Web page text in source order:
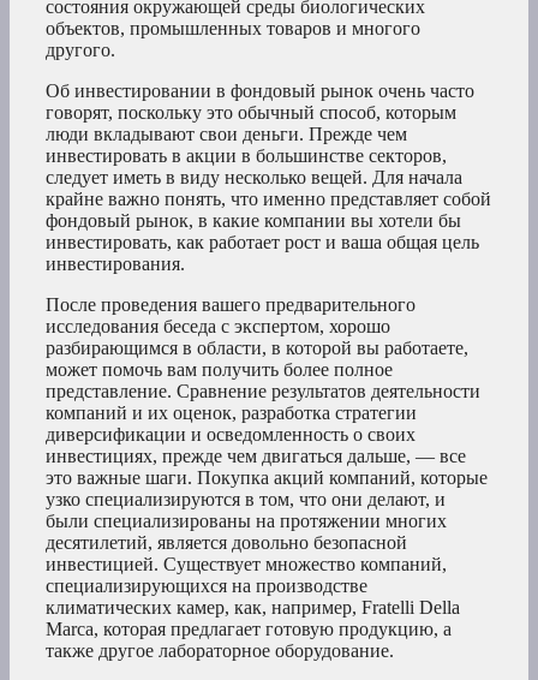
состояния окружающей среды биологических
объектов, промышленных товаров и многого
другого.
Об инвестировании в фондовый рынок очень часто
говорят, поскольку это обычный способ, которым
люди вкладывают свои деньги. Прежде чем
инвестировать в акции в большинстве секторов,
следует иметь в виду несколько вещей. Для начала
крайне важно понять, что именно представляет собой
фондовый рынок, в какие компании вы хотели бы
инвестировать, как работает рост и ваша общая цель
инвестирования.
После проведения вашего предварительного
исследования беседа с экспертом, хорошо
разбирающимся в области, в которой вы работаете,
может помочь вам получить более полное
представление. Сравнение результатов деятельности
компаний и их оценок, разработка стратегии
диверсификации и осведомленность о своих
инвестициях, прежде чем двигаться дальше, — все
это важные шаги. Покупка акций компаний, которые
узко специализируются в том, что они делают, и
были специализированы на протяжении многих
десятилетий, является довольно безопасной
инвестицией. Существует множество компаний,
специализирующихся на производстве
климатических камер, как, например, Fratelli Della
Marca, которая предлагает готовую продукцию, а
также другое лабораторное оборудование.